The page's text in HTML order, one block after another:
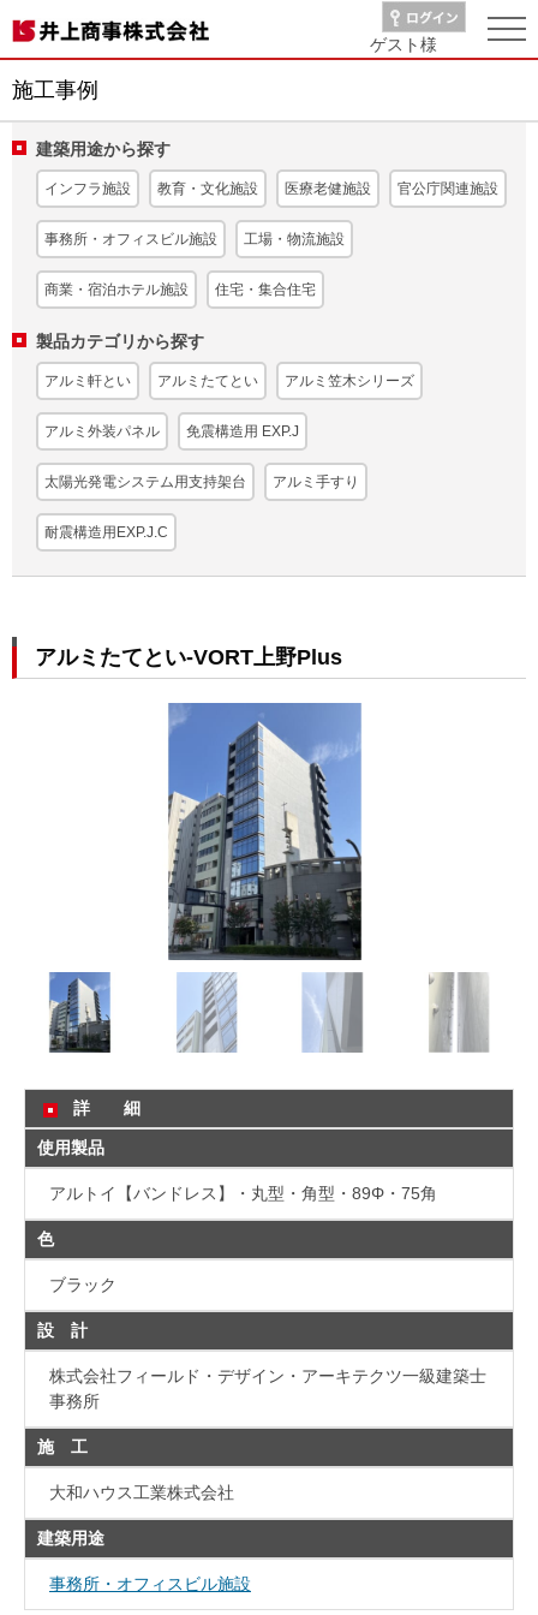
ゲスト様
施工事例
建築用途から探す
インフラ施設 教育・文化施設 医療老健施設 官公庁関連施設
事務所・オフィスビル施設 工場・物流施設
商業・宿泊ホテル施設 住宅・集合住宅
製品カテゴリから探す
アルミ軒とい アルミたてとい アルミ笠木シリーズ
アルミ外装パネル 免震構造用 EXP.J
太陽光発電システム用支持架台 アルミ手すり
耐震構造用EXP.J.C
アルミたてとい-VORT上野Plus
詳 細
使用製品
アルトイ【バンドレス】・丸型・角型・89Φ・75角
色
ブラック
設 計
株式会社フィールド・デザイン・アーキテクツ一級建築士
事務所
施 工
大和ハウス工業株式会社
建築用途
事務所・オフィスビル施設